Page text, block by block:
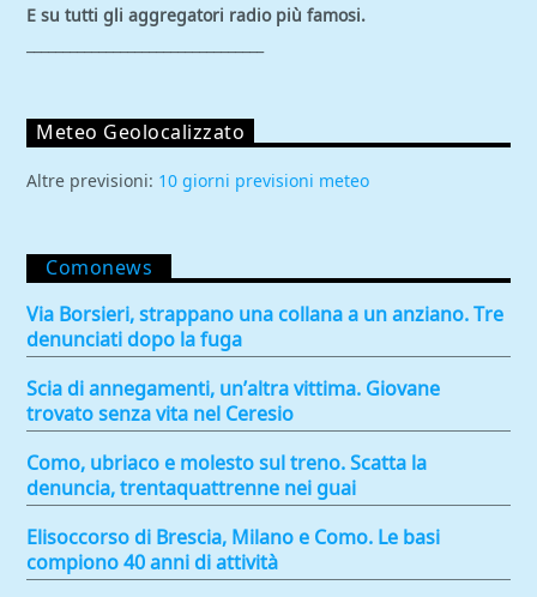
E su tutti gli aggregatori radio più famosi.
Meteo Geolocalizzato
Altre previsioni: 10 giorni previsioni meteo
Comonews
Via Borsieri, strappano una collana a un anziano. Tre
denunciati dopo la fuga
Scia di annegamenti, un’altra vittima. Giovane
trovato senza vita nel Ceresio
Como, ubriaco e molesto sul treno. Scatta la
denuncia, trentaquattrenne nei guai
Elisoccorso di Brescia, Milano e Como. Le basi
compiono 40 anni di attività